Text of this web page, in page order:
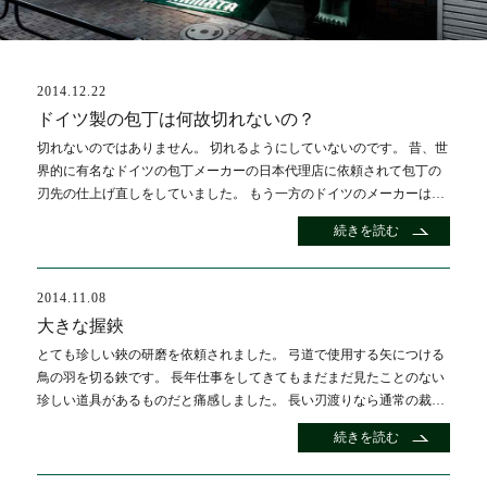
ブログ
2014.12.22
ドイツ製の包丁は何故切れないの？
切れないのではありません。 切れるようにしていないのです。 昔、世
界的に有名なドイツの包丁メーカーの日本代理店に依頼されて包丁の
刃先の仕上げ直しをしていました。 もう一方のドイツのメーカーは…
続きを読む
2014.11.08
大きな握鋏
とても珍しい鋏の研磨を依頼されました。 弓道で使用する矢につける
鳥の羽を切る鋏です。 長年仕事をしてきてもまだまだ見たことのない
珍しい道具があるものだと痛感しました。 長い刃渡りなら通常の裁…
続きを読む